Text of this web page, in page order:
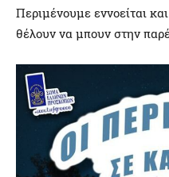
Περιμένουμε εννοείται
θέλουν να μπουν στην